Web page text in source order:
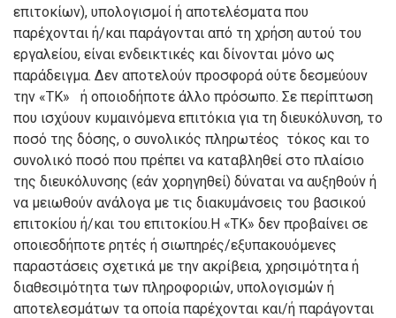
επιτοκίων), υπολογισμοί ή αποτελέσματα που
παρέχονται ή/και παράγονται από τη χρήση αυτού του
εργαλείου, είναι ενδεικτικές και δίνονται μόνο ως
παράδειγμα. Δεν αποτελούν προσφορά ούτε δεσμεύουν
την «ΤΚ» ή οποιοδήποτε άλλο πρόσωπο. Σε περίπτωση
που ισχύουν κυμαινόμενα επιτόκια για τη διευκόλυνση, το
ποσό της δόσης, ο συνολικός πληρωτέος τόκος και το
συνολικό ποσό που πρέπει να καταβληθεί στο πλαίσιο
της διευκόλυνσης (εάν χορηγηθεί) δύναται να αυξηθούν ή
να μειωθούν ανάλογα με τις διακυμάνσεις του βασικού
επιτοκίου ή/και του επιτοκίου.Η «ΤΚ» δεν προβαίνει σε
οποιεσδήποτε ρητές ή σιωπηρές/εξυπακουόμενες
παραστάσεις σχετικά με την ακρίβεια, χρησιμότητα ή
διαθεσιμότητα των πληροφοριών, υπολογισμών ή
αποτελεσμάτων τα οποία παρέχονται και/ή παράγονται